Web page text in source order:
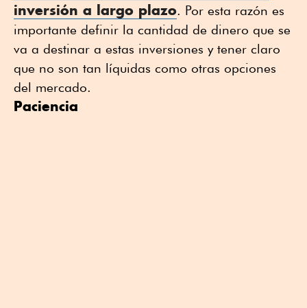
inversión a largo plazo. Por esta razón es
importante definir la cantidad de dinero que se
va a destinar a estas inversiones y tener claro
que no son tan líquidas como otras opciones
del mercado.
Paciencia